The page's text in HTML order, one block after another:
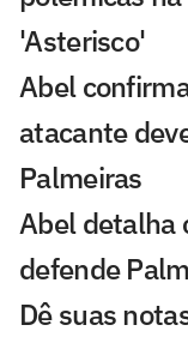
'Asterisco'
Abel
atacante
Palmeiras
Abel detalha
defende
Dê suas